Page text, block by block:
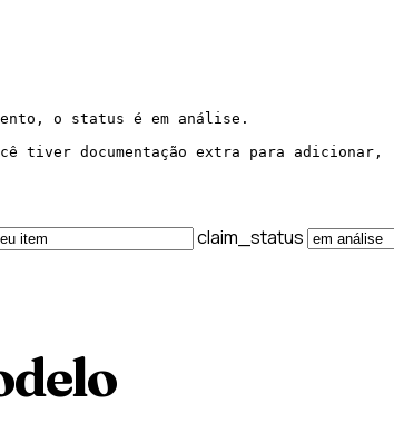
o status é em análise.
documentação extra para adicionar,
claim_status